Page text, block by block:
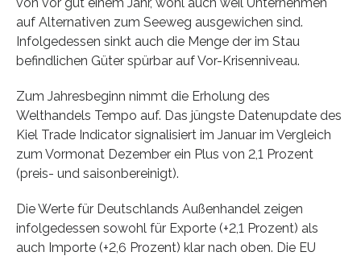
auf Alternativen zum Seeweg ausgewichen sind.
Infolgedessen sinkt auch die Menge der im Stau
befindlichen Güter spürbar auf Vor-Krisenniveau.
Zum Jahresbeginn nimmt die Erholung des
Welthandels Tempo auf. Das jüngste Datenupdate des
Kiel Trade Indicator signalisiert im Januar im Vergleich
zum Vormonat Dezember ein Plus von 2,1 Prozent
(preis- und saisonbereinigt).
Die Werte für Deutschlands Außenhandel zeigen
infolgedessen sowohl für Exporte (+2,1 Prozent) als
auch Importe (+2,6 Prozent) klar nach oben. Die EU